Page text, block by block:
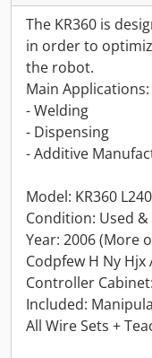
The KR360 is
in order to
the robot.
Main Applications:
- Welding
- Dispensing
- Additive
Model: KR360
Condition: Used &
Year: 2006 (More
Codpfew H Ny Hjx
Controller
Included:
All Wire Sets +